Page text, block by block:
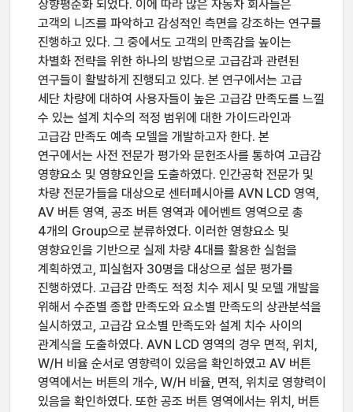
상향평준화 되었다. 이에 따라 많은 자동차 회사들은
고객의 니즈를 파악하고 감성적인 측면을 강조하는 연구를
진행하고 있다. 그 중에서도 고객의 만족감을 높이는
차별화 전략을 위한 하나의 방법으로 고급감과 관련된
연구들이 활발하게 진행되고 있다. 본 연구에서는 고급
세단 차량에 대하여 사용자들이 높은 고급감 만족도를 느낄
수 있는 설계 치수의 적정 범위에 대한 가이드라인과
고급감 만족도 예측 모델을 개발하고자 한다. 본
연구에서는 사전 전문가 평가와 문헌조사를 통하여 고급감
영향요소 및 영향요인을 도출하였다. 인간공학 전문가 및
차량 전문가들을 대상으로 센터페시아를 AVN LCD 영역,
AV 버튼 영역, 공조 버튼 영역과 에어벤트 영역으로 총
4개의 Group으로 분류하였다. 이러한 영향요소 및
영향요인을 기반으로 실제 차량 4대를 활용한 실험을
계획하였고, 피실험자 30명을 대상으로 설문 평가를
진행하였다. 고급감 만족도 적정 치수 제시 및 모델 개발을
위해서 수준별 종합 만족도와 요소별 만족도의 상관분석을
실시하였고, 고급감 요소별 만족도와 설계 치수 사이의
관계식을 도출하였다. AVN LCD 영역의 경우 면적, 위치,
W/H 비율 순서로 영향력이 있음을 확인하였고 AV 버튼
영역에서는 버튼의 개수, W/H 비율, 면적, 위치로 영향력이
있음을 확인하였다. 또한 공조 버튼 영역에서는 위치, 버튼